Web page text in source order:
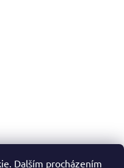
Dalším procházením